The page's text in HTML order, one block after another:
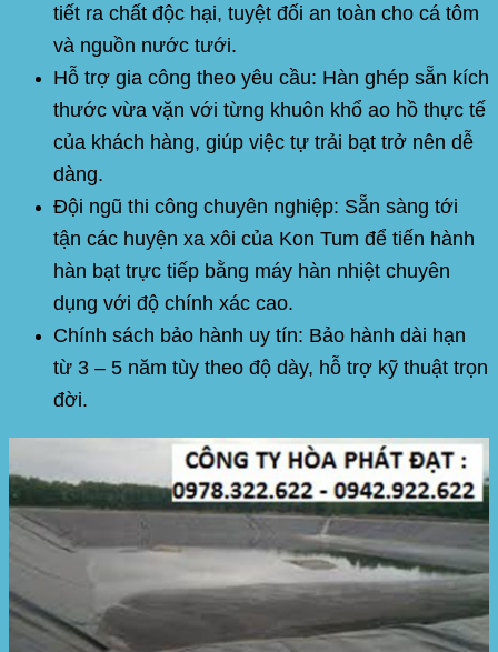
tiết ra chất độc hại, tuyệt đối an toàn cho cá tôm
và nguồn nước tưới.
Hỗ trợ gia công theo yêu cầu: Hàn ghép sẵn kích
thước vừa vặn với từng khuôn khổ ao hồ thực tế
của khách hàng, giúp việc tự trải bạt trở nên dễ
dàng.
Đội ngũ thi công chuyên nghiệp: Sẵn sàng tới
tận các huyện xa xôi của Kon Tum để tiến hành
hàn bạt trực tiếp bằng máy hàn nhiệt chuyên
dụng với độ chính xác cao.
Chính sách bảo hành uy tín: Bảo hành dài hạn
từ 3 – 5 năm tùy theo độ dày, hỗ trợ kỹ thuật trọn
đời.